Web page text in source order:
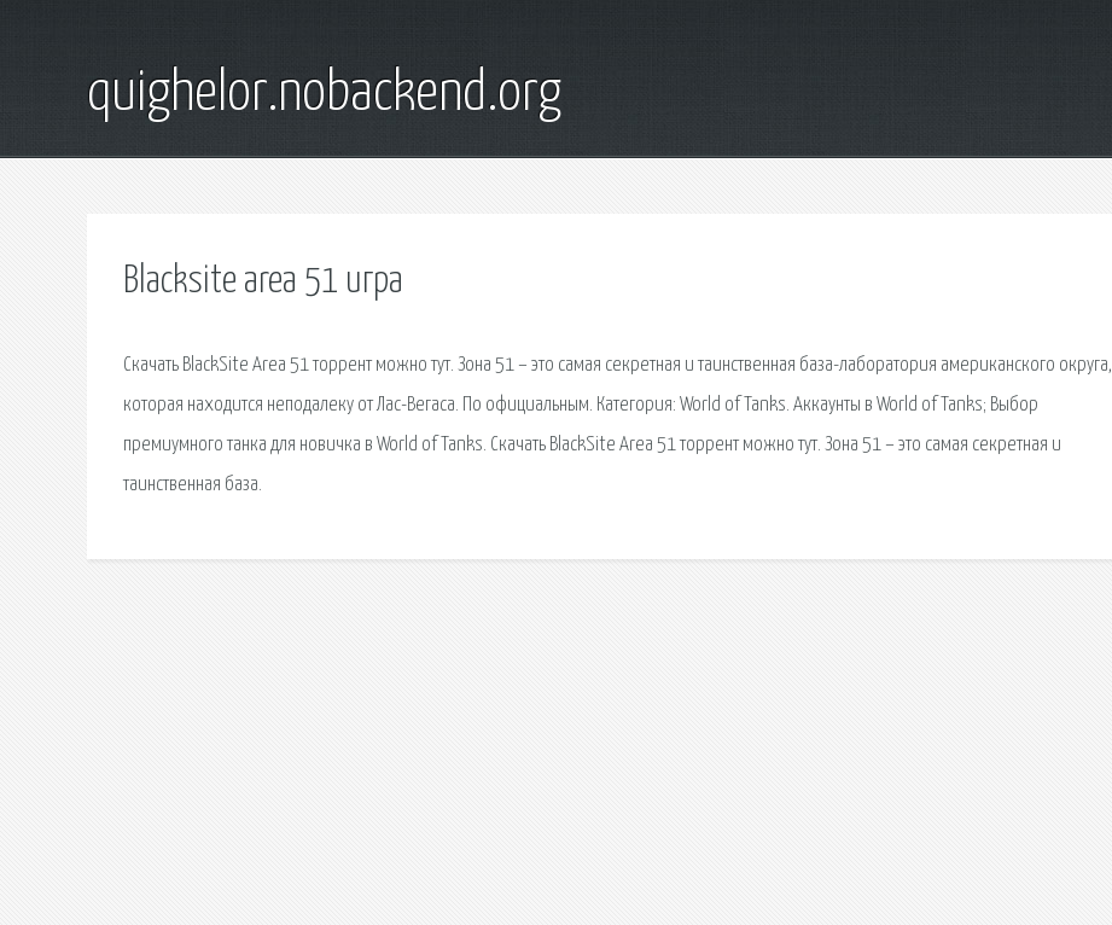
quighelor.nobackend.org
Blacksite area 51 игра
Скачать BlackSite Area 51 торрент можно тут. Зона 51 – это самая секретная и таинственная база-лаборатория американского округа,
которая находится неподалеку от Лас-Вегаса. По официальным. Категория: World of Tanks. Аккаунты в World of Tanks; Выбор
премиумного танка для новичка в World of Tanks. Скачать BlackSite Area 51 торрент можно тут. Зона 51 – это самая секретная и
таинственная база.